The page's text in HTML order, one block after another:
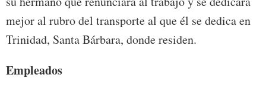
mejor al rubro del transporte al que él se dedica en
Trinidad, Santa Bárbara, donde residen.
Empleados